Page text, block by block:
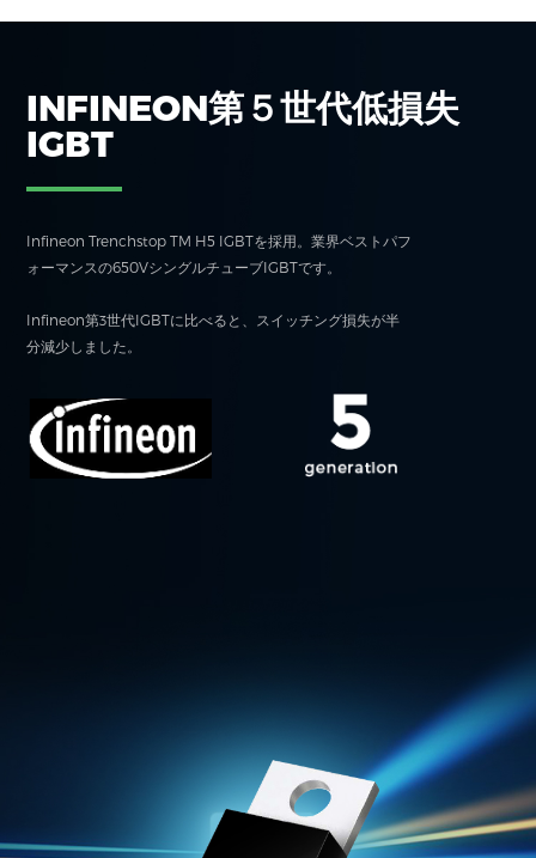
INFINEON第５世代低損失
IGBT
Infineon Trenchstop TM H5 IGBTを採用。業界ベストパフ
ォーマンスの650VシングルチューブIGBTです。
Infineon第3世代IGBTに比べると、スイッチング損失が半
分減少しました。